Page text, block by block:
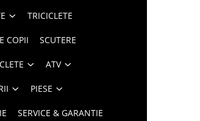
TRICICLETE
COPII SCUTERE
ATV
PIESE
SERVICE & GARANTIE